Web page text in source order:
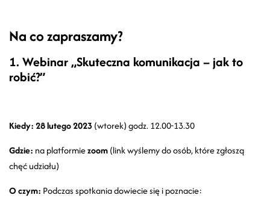
Na co zapraszamy?
1. Webinar „Skuteczna komunikacja – jak to
robić?”
Kiedy:28 lutego 2023(wtorek) godz. 12.00-13.30
Gdzie: na platformiezoom(link wyślemy do osób, które zgłoszą
chęć udziału)
O czym: Podczas spotkania dowiecie się i poznacie: